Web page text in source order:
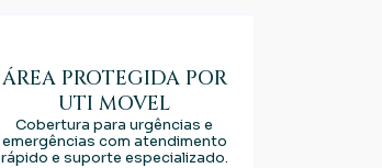
ÁREA PROTEGIDA POR
UTI MOVEL
Cobertura para urgências e
emergências com atendimento
rápido e suporte especializado.